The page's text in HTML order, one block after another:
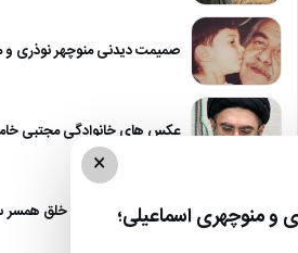
صمیمت دیدنی منوچهر نوذری و
عکس های خانوادگی مجتبی
عکس| نیلوفر خوش خلق همسر
×
منوچهری اسماعیلی؛